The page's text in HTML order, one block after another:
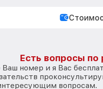
Есть вопросы по
Ваш номер и я Вас
вопросам.